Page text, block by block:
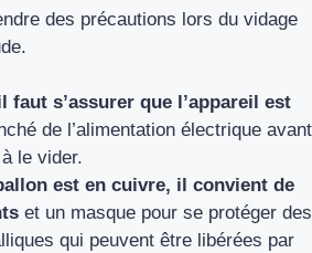
des précautions lors du vidage
faut s’assurer que l’appareil est
de l’alimentation électrique avant
le vider.
est en cuivre, il convient de
et un masque pour se protéger des
qui peuvent être libérées par